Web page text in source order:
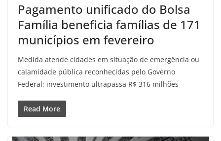
Pagamento unificado do Bolsa
Família beneficia famílias de 171
municípios em fevereiro
Medida atende cidades em situação de emergência ou
calamidade pública reconhecidas pelo Governo
Federal; investimento ultrapassa R$ 316 milhões
Read More